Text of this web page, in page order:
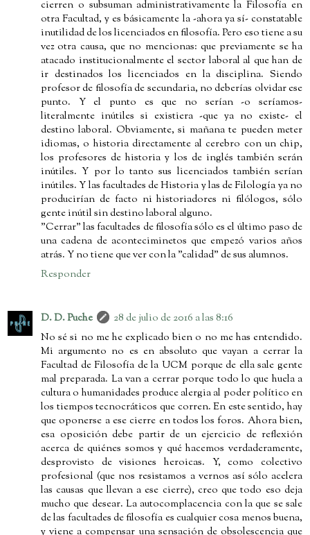
cierren o subsuman administrativamente la Filosofía en
otra Facultad, y es básicamente la -ahora ya sí- constatable
inutilidad de los licenciados en filosofía. Pero eso tiene a su
vez otra causa, que no mencionas: que previamente se ha
atacado institucionalmente el sector laboral al que han de
ir destinados los licenciados en la disciplina. Siendo
profesor de filosofía de secundaria, no deberías olvidar ese
punto. Y el punto es que no serían -o seríamos-
literalmente inútiles si existiera -que ya no existe- el
destino laboral. Obviamente, si mañana te pueden meter
idiomas, o historia directamente al cerebro con un chip,
los profesores de historia y los de inglés también serán
inútiles. Y por lo tanto sus licenciados también serían
inútiles. Y las facultades de Historia y las de Filología ya no
producirían de facto ni historiadores ni filólogos, sólo
gente inútil sin destino laboral alguno.
"Cerrar" las facultades de filosofía sólo es el último paso de
una cadena de aconteciminetos que empezó varios años
atrás. Y no tiene que ver con la "calidad" de sus alumnos.
Responder
D. D. Puche
28 de julio de 2016 a las 8:16
No sé si no me he explicado bien o no me has entendido.
Mi argumento no es en absoluto que vayan a cerrar la
Facultad de Filosofía de la UCM porque de ella sale gente
mal preparada. La van a cerrar porque todo lo que huela a
cultura o humanidades produce alergia al poder político en
los tiempos tecnocráticos que corren. En este sentido, hay
que oponerse a ese cierre en todos los foros. Ahora bien,
esa oposición debe partir de un ejercicio de reflexión
acerca de quiénes somos y qué hacemos verdaderamente,
desprovisto de visiones heroicas. Y, como colectivo
profesional (que nos resistamos a vernos así sólo acelera
las causas que llevan a ese cierre), creo que todo eso deja
mucho que desear. La autocomplacencia con la que se sale
de las facultades de filosofía es cualquier cosa menos buena,
y viene a compensar una sensación de obsolescencia que